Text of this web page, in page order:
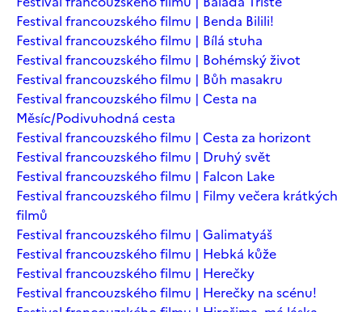
Festival francouzského filmu | Benda Bilili!
Festival francouzského filmu | Bílá stuha
Festival francouzského filmu | Bohémský život
Festival francouzského filmu | Bůh masakru
Festival francouzského filmu | Cesta na
Měsíc/Podivuhodná cesta
Festival francouzského filmu | Cesta za horizont
Festival francouzského filmu | Druhý svět
Festival francouzského filmu | Falcon Lake
Festival francouzského filmu | Filmy večera krátkých
filmů
Festival francouzského filmu | Galimatyáš
Festival francouzského filmu | Hebká kůže
Festival francouzského filmu | Herečky
Festival francouzského filmu | Herečky na scénu!